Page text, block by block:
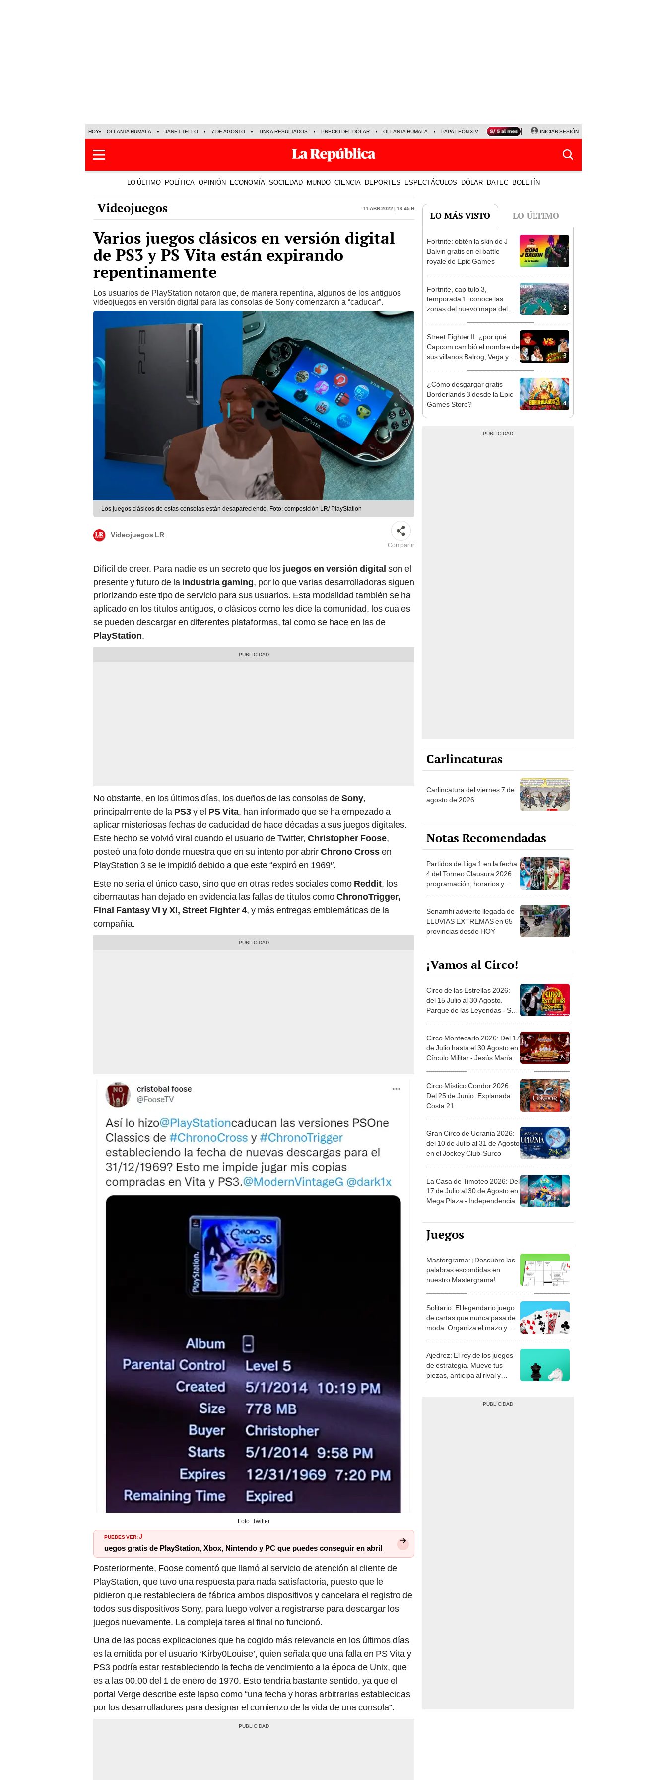
HOY OLLANTA HUMALA JANET TELLO 7 DE AGOSTO TINKA RESULTADOS PRECIO DEL DÓLAR OLLANTA HUMALA PAPA LEÓN XIV NALDY SALDAÑA LA BELLA LUZ
INICIAR SESIÓN
LO ÚLTIMO POLÍTICA OPINIÓN ECONOMÍA SOCIEDAD MUNDO CIENCIA DEPORTES ESPECTÁCULOS DÓLAR DATEC BOLETÍN
Videojuegos 11 Abr 2022 | 16:45 h
Varios juegos clásicos en versión digital
de PS3 y PS Vita están expirando
repentinamente
Los usuarios de PlayStation notaron que, de manera repentina, algunos de los antiguos
videojuegos en versión digital para las consolas de Sony comenzaron a “caducar”.
Los juegos clásicos de estas consolas están desapareciendo. Foto: composición LR/ PlayStation
Videojuegos LR
Compartir
Difícil de creer. Para nadie es un secreto que los juegos en versión digital son el
presente y futuro de la industria gaming, por lo que varias desarrolladoras siguen
priorizando este tipo de servicio para sus usuarios. Esta modalidad también se ha
aplicado en los títulos antiguos, o clásicos como les dice la comunidad, los cuales
se pueden descargar en diferentes plataformas, tal como se hace en las de
PlayStation.
No obstante, en los últimos días, los dueños de las consolas deSony,
principalmente de la PS3y el PS Vita, han informado que se ha empezado a
aplicar misteriosas fechas de caducidad de hace décadas a sus juegos digitales.
Este hecho se volvió viral cuando el usuario de Twitter, Christopher Foose,
posteó una foto donde muestra que en su intento por abrirChrono Crossen
PlayStation 3 se le impidió debido a que este “expiró en 1969″.
Este no sería el único caso, sino que en otras redes sociales como Reddit, los
cibernautas han dejado en evidencia las fallas de títulos comoChronoTrigger,
Final Fantasy VI y XI, Street Fighter 4, y más entregas emblemáticas de la
compañía.
Foto: Twitter
PUEDES VER:J
uegos gratis de PlayStation, Xbox, Nintendo y PC que puedes conseguir en abril
Posteriormente, Foose comentó que llamó al servicio de atención al cliente de
PlayStation, que tuvo una respuesta para nada satisfactoria, puesto que le
pidieron que restableciera de fábrica ambos dispositivos y cancelara el registro de
todos sus dispositivos Sony, para luego volver a registrarse para descargar los
juegos nuevamente. La compleja tarea al final no funcionó.
Una de las pocas explicaciones que ha cogido más relevancia en los últimos días
es la emitida por el usuario ‘Kirby0Louise’, quien señala que una falla en PS Vita y
PS3 podría estar restableciendo la fecha de vencimiento a la época de Unix, que
es a las 00.00 del 1 de enero de 1970. Esto tendría bastante sentido, ya que el
portal Verge describe este lapso como “una fecha y horas arbitrarias establecidas
por los desarrolladores para designar el comienzo de la vida de una consola”.
LO MÁS VISTO LO ÚLTIMO
1
Fortnite: obtén la skin de J
Balvin gratis en el battle
royale de Epic Games
2
Fortnite, capítulo 3,
temporada 1: conoce las
zonas del nuevo mapa del
3
Street Fighter II: ¿por qué
Capcom cambió el nombre de
sus villanos Balrog, Vega y M.
4
¿Cómo desgargar gratis
Borderlands 3 desde la Epic
Games Store?
Carlincaturas
Carlincatura del viernes 7 de
agosto de 2026
Notas Recomendadas
Partidos de Liga 1 en la fecha
4 del Torneo Clausura 2026:
programación, horarios y
Senamhi advierte llegada de
LLUVIAS EXTREMAS en 65
provincias desde HOY
¡Vamos al Circo!
Circo de las Estrellas 2026:
del 15 Julio al 30 Agosto.
Parque de las Leyendas - San
Circo Montecarlo 2026: Del 17
de Julio hasta el 30 Agosto en
Círculo Militar - Jesús María
Circo Místico Condor 2026:
Del 25 de Junio. Explanada
Costa 21
Gran Circo de Ucrania 2026:
del 10 de Julio al 31 de Agosto
en el Jockey Club-Surco
La Casa de Timoteo 2026: Del
17 de Julio al 30 de Agosto en
Mega Plaza - Independencia
Juegos
Mastergrama: ¡Descubre las
palabras escondidas en
nuestro Mastergrama!
Solitario: El legendario juego
de cartas que nunca pasa de
moda. Organiza el mazo y
Ajedrez: El rey de los juegos
de estrategia. Mueve tus
piezas, anticipa al rival y